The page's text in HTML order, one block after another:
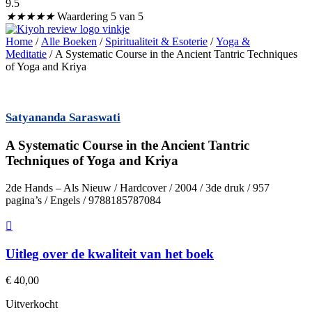
9.5
★★★★★ Waardering 5 van 5
Home / Alle Boeken / Spiritualiteit & Esoterie /Yoga &
Meditatie / A Systematic Course in the Ancient Tantric Techniques
of Yoga and Kriya
Satyananda Saraswati
A Systematic Course in the Ancient Tantric
Techniques of Yoga and Kriya
2de Hands – Als Nieuw / Hardcover / 2004 / 3de druk / 957
pagina’s / Engels / 9788185787084
Uitleg over de kwaliteit van het boek
€ 40,00
Uitverkocht